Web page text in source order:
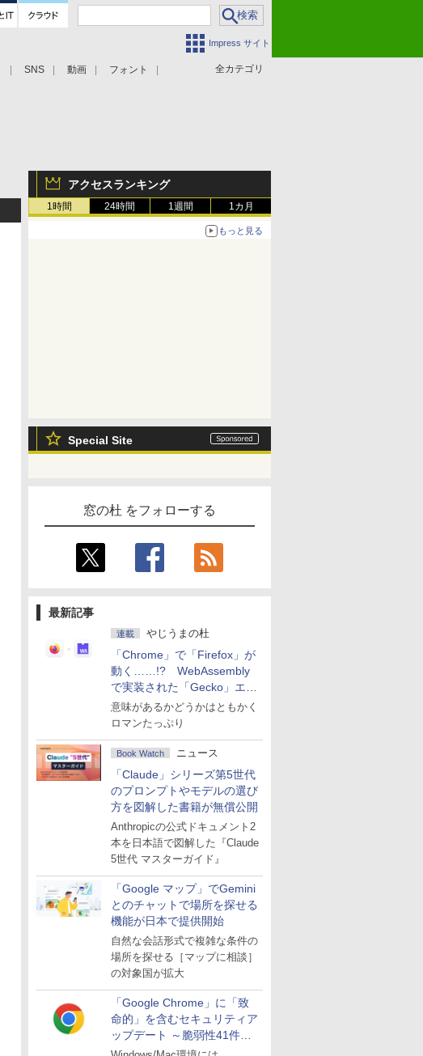
Impress サイト
全カテゴリ
SNS 動画 フォント
アクセスランキング
1時間 24時間 1週間 1カ月
もっと見る
Special Site
窓の杜 をフォローする
最新記事
連載 やじうまの杜
「Chrome」で「Firefox」が
動く……!? WebAssembly
で実装された「Gecko」エン
ジン
意味があるかどうかはともかく
ロマンたっぷり
Book Watch ニュース
「Claude」シリーズ第5世代
のプロンプトやモデルの選び
方を図解した書籍が無償公開
Anthropicの公式ドキュメント2
本を日本語で図解した『Claude
5世代 マスターガイド』
「Google マップ」でGemini
とのチャットで場所を探せる
機能が日本で提供開始
自然な会話形式で複雑な条件の
場所を探せる［マップに相談］
の対象国が拡大
「Google Chrome」に「致
命的」を含むセキュリティア
ップデート ～脆弱性41件に
対処